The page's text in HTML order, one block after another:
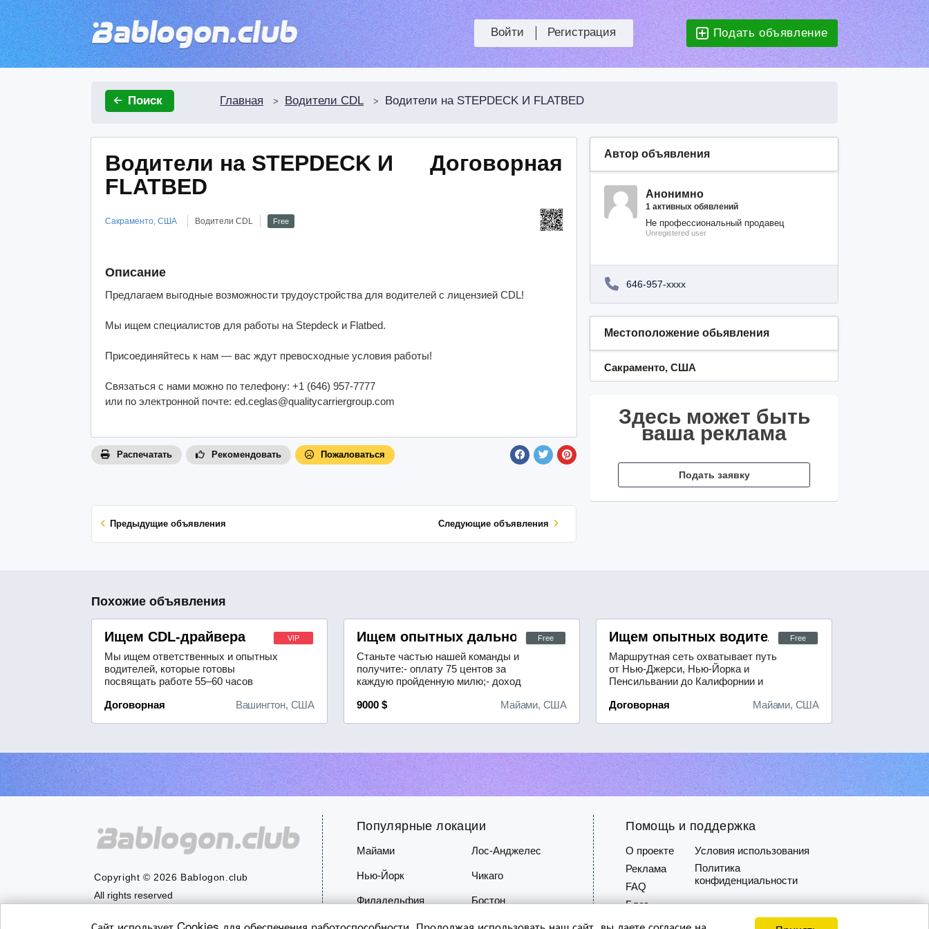
Подать объявление
Регистрация
Войти
Поиск Главная > Водители CDL > Водители на STEPDECK И FLATBED
Договорная
Водители на STEPDECK И
FLATBED
Сакраменто, США Водители CDL Free
Описание
Предлагаем выгодные возможности трудоустройства для водителей с лицензией CDL!
Мы ищем специалистов для работы на Stepdeck и Flatbed.
Присоединяйтесь к нам — вас ждут превосходные условия работы!
Связаться с нами можно по телефону: +1 (646) 957-7777
или по электронной почте: ed.ceglas@qualitycarriergroup.com
Распечатать Рекомендовать Пожаловаться
Предыдущие объявления Cледующие объявления
Автор объявления
Анонимно
1 активных обявлений
Не профессиональный продавец
Unregistered user
646-957-xxxx
Местоположение обьявления
Сакраменто, США
Здесь может быть
ваша реклама
Подать заявку
Похожие объявления
VIP
Договорная Вашингтон, США
Ищем CDL-драйвера
Мы ищем ответственных и опытных
водителей, которые готовы
посвящать работе 55–60 часов
предлагает привлекательные
водительского стажа. За 40 часов
работы в неделю вы получите
базовую ставку, а за сверхурочную
р...
Free
9000 $ Майами, США
Ищем опытных дальнобойщиков с лицензией CDL-A и стажем работы не менее
Станьте частью нашей команды и
получите:- оплату 75 центов за
каждую пройденную милю;- доход
учёта депозита);- возможность
опытных диспетчеров. Тип прицепа
— Dry Van, также мы сотрудничаем
с Amazon.
Free
Договорная Майами, США
Ищем опытных водителей с лицензией CDL
Маршрутная сеть охватывает путь
от Нью-Джерси, Нью-Йорка и
Пенсильвании до Калифорнии и
условия оплаты:- для одиночных
хорошее знание английского
языка.Для тех, кто только начинает
свой путь в проф...
Copyright © 2026 Bablogon.club
All rights reserved
Популярные локации
Майами Лос-Анджелес
Нью-Йорк Чикаго
Филадельфия Бостон
Помощь и поддержка
О проекте
Реклама
FAQ
Блог
Условия использования
Политика
конфиденциальности